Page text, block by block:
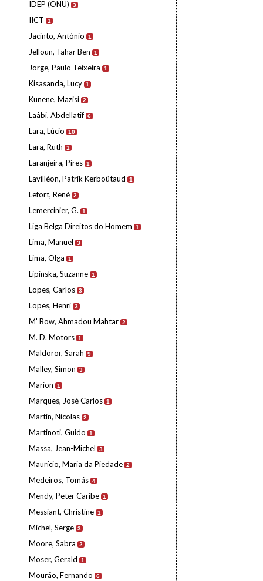
IDEP (ONU) 3
IICT 1
Jacinto, António 1
Jelloun, Tahar Ben 1
Jorge, Paulo Teixeira 1
Kisasanda, Lucy 1
Kunene, Mazisi 2
Laâbi, Abdellatif 6
Lara, Lúcio 10
Lara, Ruth 1
Laranjeira, Pires 1
Lavilléon, Patrik Kerboûtaud 1
Lefort, René 2
Lemercinier, G. 1
Liga Belga Direitos do Homem 1
Lima, Manuel 3
Lima, Olga 1
Lipinska, Suzanne 1
Lopes, Carlos 3
Lopes, Henri 3
M' Bow, Ahmadou Mahtar 2
M. D. Motors 1
Maldoror, Sarah 9
Malley, Simon 3
Marion 1
Marques, José Carlos 1
Martin, Nicolas 2
Martinoti, Guido 1
Massa, Jean-Michel 3
Maurício, Maria da Piedade 2
Medeiros, Tomás 4
Mendy, Peter Caribe 1
Messiant, Christine 1
Michel, Serge 3
Moore, Sabra 2
Moser, Gerald 1
Mourão, Fernando 6